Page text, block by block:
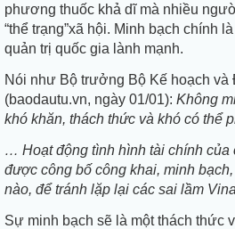
phương thuốc khả dĩ mà nhiều
“thể trạng”xã hội. Minh bạch chính
quản trị quốc gia lành mạnh.
Nói như Bộ trưởng Bộ Kế hoạch
(baodautu.vn, ngày 01/01): Không
khó khăn, thách thức và khó có thể
… Hoạt động tình hình tài chính
được công bố công khai, minh
nào, để tránh lặp lại các sai lầm
Sự minh bạch sẽ là một thách thức